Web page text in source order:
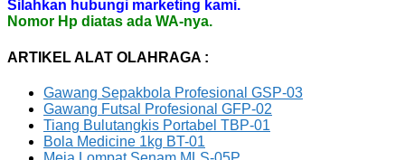
Silahkan hubungi marketing kami.
Nomor Hp diatas ada WA-nya.
ARTIKEL ALAT OLAHRAGA :
Gawang Sepakbola Profesional GSP-03
Gawang Futsal Profesional GFP-02
Tiang Bulutangkis Portabel TBP-01
Bola Medicine 1kg BT-01